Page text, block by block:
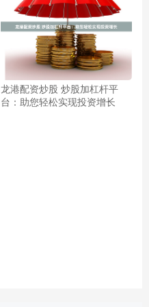
龙港配资炒股 炒股加杠杆平
台：助您轻松实现投资增长